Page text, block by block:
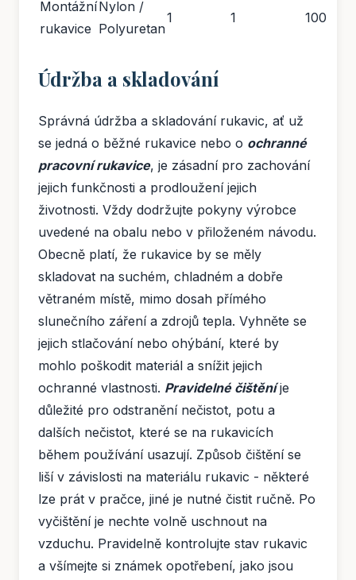
Montážní
rukavice
Nylon /
Polyuretan
1 1 100
Údržba a skladování
Správná údržba a skladování rukavic, ať už
se jedná o běžné rukavice nebo o ochranné
pracovní rukavice, je zásadní pro zachování
jejich funkčnosti a prodloužení jejich
životnosti. Vždy dodržujte pokyny výrobce
uvedené na obalu nebo v přiloženém návodu.
Obecně platí, že rukavice by se měly
skladovat na suchém, chladném a dobře
větraném místě, mimo dosah přímého
slunečního záření a zdrojů tepla. Vyhněte se
jejich stlačování nebo ohýbání, které by
mohlo poškodit materiál a snížit jejich
ochranné vlastnosti. Pravidelné čištěníje
důležité pro odstranění nečistot, potu a
dalších nečistot, které se na rukavicích
během používání usazují. Způsob čištění se
liší v závislosti na materiálu rukavic - některé
lze prát v pračce, jiné je nutné čistit ručně. Po
vyčištění je nechte volně uschnout na
vzduchu. Pravidelně kontrolujte stav rukavic
a všímejte si známek opotřebení, jako jsou